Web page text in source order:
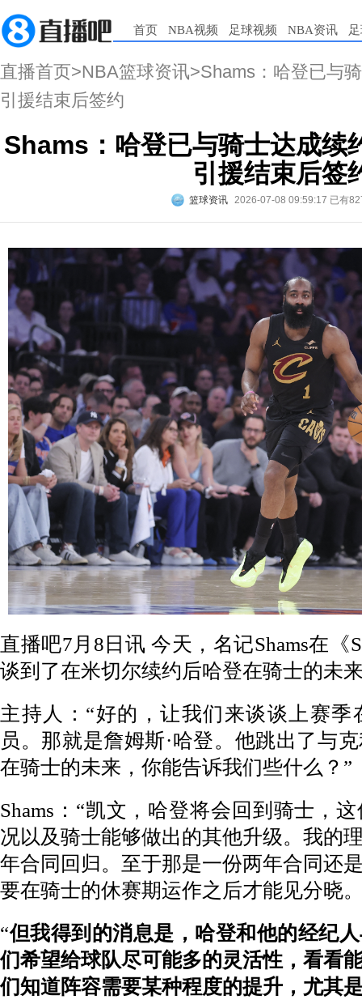
首页 NBA视频 足球视频 NBA资讯
直播首页>NBA篮球资讯>Shams：哈登已与
引援结束后签约
Shams：哈登已与骑士达成续
引援结束后签
篮球资讯 2026-07-08 09:59:17 已有
直播吧7月8日讯 今天， 名记Shams在《
谈到了在米切尔续约后哈登在骑士的未
主持人：“好的，让我们来谈谈上赛季
员。那就是詹姆斯·哈登。他跳出了与
在骑士的未来，你能告诉我们些什么？”
Shams：“凯文，哈登将会回到骑士，
况以及骑士能够做出的其他升级。我的
年合同回归。至于那是一份两年合同还
要在骑士的休赛期运作之后才能见分晓
“但我得到的消息是，哈登和他的经纪
们希望给球队尽可能多的灵活性，看看
们知道阵容需要某种程度的提升，尤其